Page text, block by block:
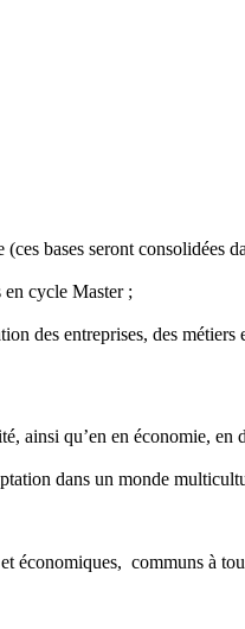
bases seront consolidées
cycle Master ;
des entreprises, des métiers
ainsi qu’en en économie, en
dans un monde
économiques, communs à